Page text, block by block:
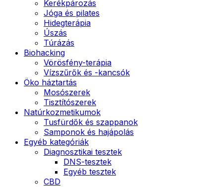
Kerékpározás
Jóga és pilates
Hidegterápia
Úszás
Túrázás
Biohacking
Vörösfény-terápia
Vízszűrők és -kancsók
Öko háztartás
Mosószerek
Tisztítószerek
Natúrkozmetikumok
Tusfürdők és szappanok
Samponok és hajápolás
Egyéb kategóriák
Diagnosztikai tesztek
DNS-tesztek
Egyéb tesztek
CBD